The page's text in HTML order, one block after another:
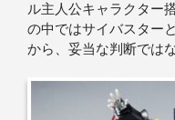
ル主人公キャラクター
の中ではサイバスター
から、妥当な判断では